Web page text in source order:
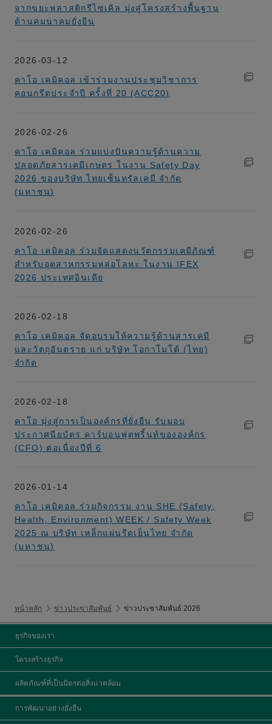
จากขยะพลาสติกรีไซเคิล มุ่งสู่โครงสร้างพื้นฐาน
ด้านคมนาคมยั่งยืน
2026-03-12
คาโอ เคมิคอล เข้าร่วมงานประชุมวิชาการ
คอนกรีตประจำปี ครั้งที่ 20 (ACC20)
2026-02-26
คาโอ เคมิคอล ร่วมแบ่งปันความรู้ด้านความ
ปลอดภัยสารเคมีเกษตร ในงาน Safety Day
2026 ของบริษัท ไทยเซ็นทรัลเคมี จำกัด
(มหาชน)
2026-02-26
คาโอ เคมิคอล ร่วมจัดแสดงนวัตกรรมเคมีภัณฑ์
สำหรับอุตสาหกรรมหล่อโลหะ ในงาน IFEX
2026 ประเทศอินเดีย
2026-02-18
คาโอ เคมิคอล จัดอบรมให้ความรู้ด้านสารเคมี
และวัตถุอันตราย แก่ บริษัท โอกาโมโต้ (ไทย)
จำกัด
2026-02-18
คาโอ มุ่งสู่การเป็นองค์กรที่ยั่งยืน รับมอบ
ประกาศนียบัตร คาร์บอนฟุตพริ้นท์ขององค์กร
(CFO) ต่อเนื่องปีที่ 6
2026-01-14
คาโอ เคมิคอล ร่วมกิจกรรม งาน SHE (Safety,
Health, Environment) WEEK / Safety Week
2025 ณ บริษัท เหล็กแผ่นรีดเย็นไทย จำกัด
(มหาชน)
หน้าหลัก ข่าวประชาสัมพันธ์ ข่าวประชาสัมพันธ์ 2026
ธุรกิจของเรา
โครงสร้างธุรกิจ
ผลิตภัณฑ์ที่เป็นมิตรต่อสิ่งแวดล้อม
การพัฒนาอย่างยั่งยืน